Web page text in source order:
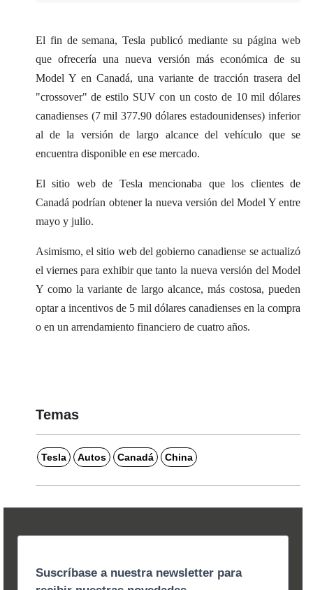
El fin de semana, Tesla publicó mediante su página web
que ofrecería una nueva versión más económica de su
Model Y en Canadá, una variante de tracción trasera del
"crossover" de estilo SUV con un costo de 10 mil dólares
canadienses (7 mil 377.90 dólares estadounidenses) inferior
al de la versión de largo alcance del vehículo que se
encuentra disponible en ese mercado.
El sitio web de Tesla mencionaba que los clientes de
Canadá podrían obtener la nueva versión del Model Y entre
mayo y julio.
Asimismo, el sitio web del gobierno canadiense se actualizó
el viernes para exhibir que tanto la nueva versión del Model
Y como la variante de largo alcance, más costosa, pueden
optar a incentivos de 5 mil dólares canadienses en la compra
o en un arrendamiento financiero de cuatro años.
Temas
Tesla Autos Canadá China